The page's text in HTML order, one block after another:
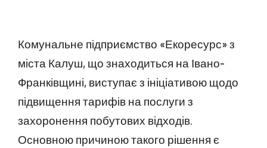
Комунальне підприємство «Екоресурс» з
міста Калуш, що знаходиться на Івано-
Франківщині, виступає з ініціативою щодо
підвищення тарифів на послуги з
захоронення побутових відходів.
Основною причиною такого рішення є